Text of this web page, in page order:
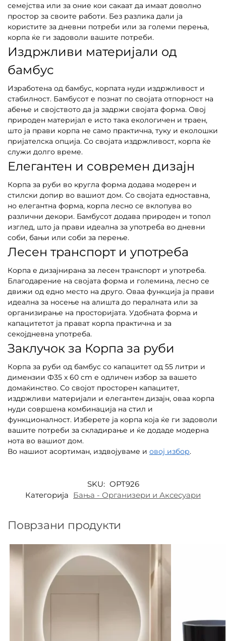
семејства или за оние кои сакаат да имаат доволно
простор за своите работи. Без разлика дали ја
користите за дневни потреби или за големи перења,
корпа ќе ги задоволи вашите потреби.
Издржливи материјали од
бамбус
Изработена од бамбус, корпата нуди издржливост и
стабилност. Бамбусот е познат по својата отпорност на
абење и својството да ја задржи својата форма. Овој
природен материјал е исто така екологичен и траен,
што ја прави корпа не само практична, туку и еколошки
пријателска опција. Со својата издржливост, корпа ќе
служи долго време.
Елегантен и современ дизајн
Корпа за руби во кругла форма додава модерен и
стилски допир во вашиот дом. Со својата едноставна,
но елегантна форма, корпа лесно се вклопува во
различни декори. Бамбусот додава природен и топол
изглед, што ја прави идеална за употреба во дневни
соби, бањи или соби за перење.
Лесен транспорт и употреба
Корпа е дизајнирана за лесен транспорт и употреба.
Благодарение на својата форма и големина, лесно се
движи од едно место на друго. Оваа функција ја прави
идеална за носење на алишта до пералната или за
организирање на просторијата. Удобната форма и
капацитетот ја прават корпа практична и за
секојдневна употреба.
Заклучок за Корпа за руби
Корпа за руби од бамбус со капацитет од 55 литри и
димензии Ф35 x 60 cm е одличен избор за вашето
домаќинство. Со својот просторен капацитет,
издржливи материјали и елегантен дизајн, оваа корпа
нуди совршена комбинација на стил и
функционалност. Изберете ја корпа која ќе ги задоволи
вашите потреби за складирање и ќе додаде модерна
нота во вашиот дом.
Во нашиот асортиман, издвојуваме и овој избор.
SKU: ОРТ926
Категорија Бања - Организери и Аксесуари
Поврзани продукти